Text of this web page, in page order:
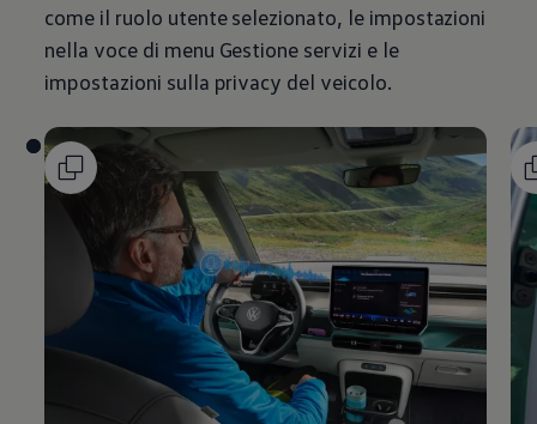
come il ruolo utente selezionato, le impostazioni
nella voce di menu Gestione servizi e le
impostazioni sulla privacy del veicolo.